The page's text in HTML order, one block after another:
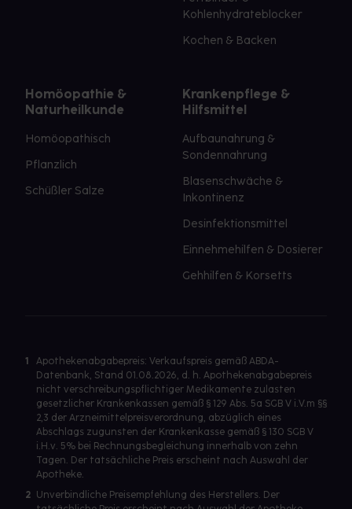
Kohlenhydrateblocker
Kochen & Backen
Homöopathie &
Naturheilkunde
Homöopathisch
Pflanzlich
Schüßler Salze
Krankenpflege &
Hilfsmittel
Aufbaunahrung &
Sondennahrung
Blasenschwäche &
Inkontinenz
Desinfektionsmittel
Einnehmehilfen & Dosierer
Gehhilfen & Korsetts
1
Apothekenabgabepreis: Verkaufspreis gemäß ABDA-
Datenbank, Stand 01.08.2026, d. h. Apothekenabgabepreis
nicht verschreibungspflichtiger Medikamente zulasten
gesetzlicher Krankenkassen gemäß § 129 Abs. 5a SGB V i.V.m §§
2,3 der Arzneimittelpreisverordnung, abzüglich eines
Abschlags zugunsten der Krankenkasse gemäß § 130 SGB V
i.H.v. 5% bei Rechnungsbegleichung innerhalb von zehn
Tagen. Der tatsächliche Preis erscheint nach Auswahl der
Apotheke.
2 Unverbindliche Preisempfehlung des Herstellers. Der